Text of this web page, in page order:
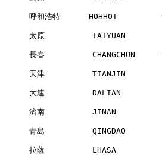
呼和浩特      HOHHOT
太原          TAIYUAN
長春
天津          TIANJIN
大連          DALIAN
濟南          JINAN
青島          QINGDAO
拉薩          LHASA